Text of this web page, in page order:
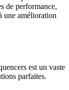
de performance,
une amélioration
est un vaste
parfaites.